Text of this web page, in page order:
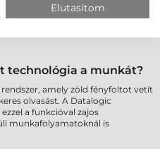
vonalkódolvasó Batch Mode
technológia a munkát?
rendszer, amely zöld fényfoltot vetít
olvasást. A Datalogic
a funkcióval zajos
munkafolyamatoknál is
Elutasítom